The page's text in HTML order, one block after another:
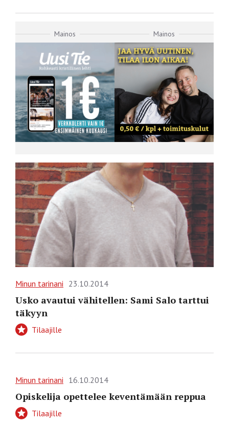
Mainos Mainos
Minun tarinani 23.10.2014
Usko avautui vähitellen: Sami Salo tarttui
täkyyn
Tilaajille
Minun tarinani 16.10.2014
Opiskelija opettelee keventämään reppua
Tilaajille